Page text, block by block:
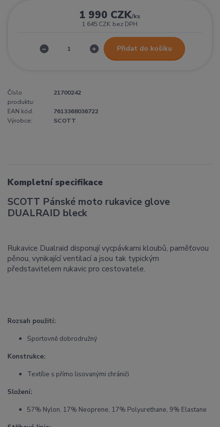
1 990 CZK/ks
1 645 CZK bez DPH
Přidat do košíku
Číslo
produktu:
21700242
EAN kód:
7613368036722
Výrobce:
SCOTT
Kompletní specifikace
SCOTT Pánské moto rukavice glove
DUALRAID bleck
Rukavice Dualraid disponují vycpávkami kloubů, paměťovou
pěnou, vynikající ventilací a jsou tak typickým
představitelem rukavic pro cestovatele.
Rozsah použití:
Sportovně dobrodružný
Konstrukce:
Textílie s přímo lisovanými chrániči
Složení:
57% Nylon, 17% Neoprene, 17% Polyurethane, 9% Elastane